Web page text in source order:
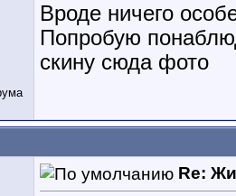
Вроде ничего
Попробую
скину сюда фото
Re: